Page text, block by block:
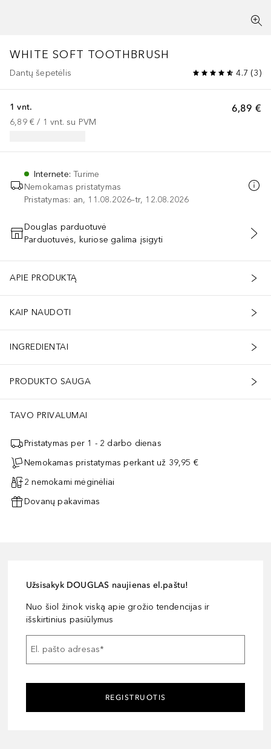
WHITE SOFT TOOTHBRUSH
Dantų šepetėlis 4.7 (3)
6,89 €
1 vnt.
6,89 € / 1 vnt. su PVM
Internete:Turime
Nemokamas pristatymas
Pristatymas: an, 11.08.2026–tr, 12.08.2026
PRIDĖTI Į KREPŠELĮ
Douglas parduotuvė
Parduotuvės, kuriose galima įsigyti
APIE PRODUKTĄ
KAIP NAUDOTI
INGREDIENTAI
PRODUKTO SAUGA
TAVO PRIVALUMAI
Pristatymas per 1 - 2 darbo dienas
Nemokamas pristatymas perkant už 39,95 €
2 nemokami mėginėliai
Dovanų pakavimas
Užsisakyk DOUGLAS naujienas el.paštu!
Nuo šiol žinok viską apie grožio tendencijas ir
išskirtinius pasiūlymus
El. pašto adresas*
REGISTRUOTIS